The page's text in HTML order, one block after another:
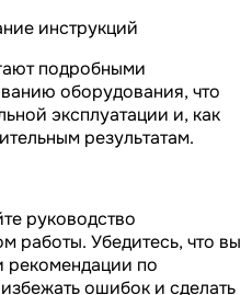
инструкций
подробными
оборудования, что
эксплуатации и, как
результатам.
руководство
работы. Убедитесь, что вы
рекомендации по
ошибок и сделать